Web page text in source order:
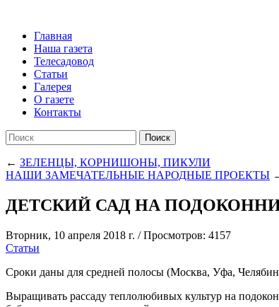
Главная
Наша газета
Телесадовод
Статьи
Галерея
О газете
Контакты
Поиск
← ЗЕЛЕНЦЫ, КОРНИШОНЫ, ПИКУЛИ
НАШИ ЗАМЕЧАТЕЛЬНЫЕ НАРОДНЫЕ ПРОЕКТЫ
ДЕТСКИЙ САД НА
Вторник, 10 апреля 2018 г. /Просмотров: 4157
Статьи
Cроки даны для средней полосы (Москва, Уфа,
Выращивать рассаду теплолюбивых культур на